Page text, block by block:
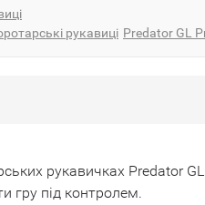
рукавиці Predator GL
рукавичках Predator
гру під контролем.